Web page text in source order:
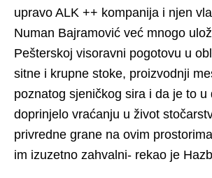
upravo ALK ++ kompanija i njen
Numan Bajramović već mnogo
Pešterskoj visoravni pogotovu u
sitne i krupne stoke, proizvodnji
poznatog sjeničkog sira i da je to u
doprinjelo vraćanju u život
privredne grane na ovim
im izuzetno zahvalni- rekao je